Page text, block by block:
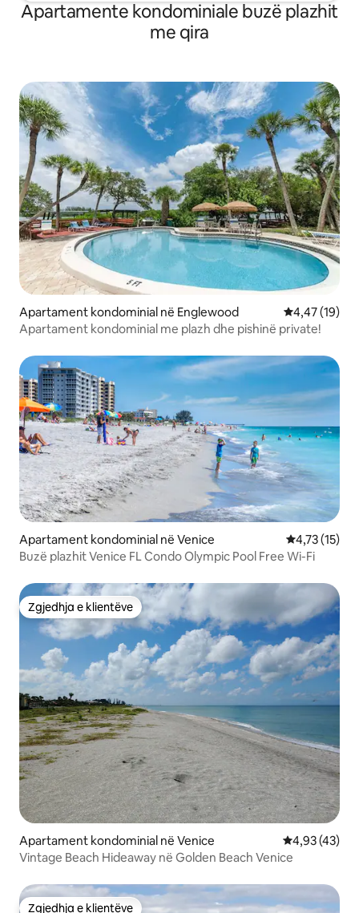
Apartamente kondominiale buzë plazhit
me qira
Apartament kondominial në Englewood Vlerësimi
4,47 (19)
Apartament kondominial me plazh dhe pishinë private!
Apartament kondominial në Venice Vlerësimi
4,73 (15)
Buzë plazhit Venice FL Condo Olympic Pool Free Wi-Fi
Zgjedhja e klientëve
Zgjedhja e klientëve
Apartament kondominial në Venice Vlerësimi
4,93 (43)
Vintage Beach Hideaway në Golden Beach Venice
Zgjedhja e klientëve